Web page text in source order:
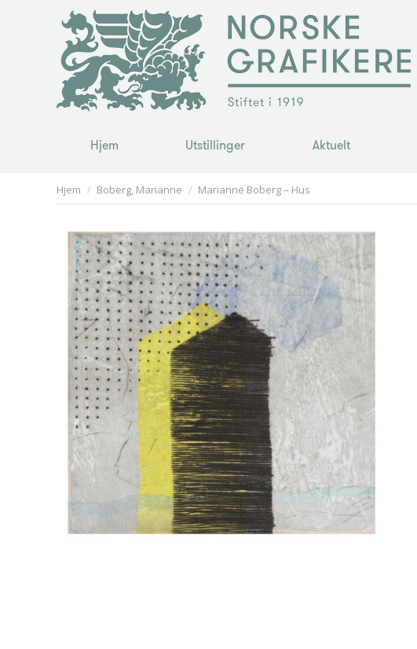
Hjem Utstillinger Aktuelt
You are here:
Hjem Boberg, Marianne Marianne Boberg – Hus
Hjem Utstillinger Aktuelt